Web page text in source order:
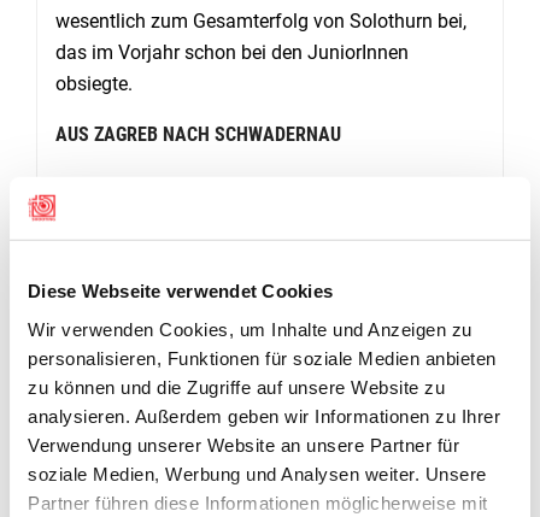
Diese Webseite verwendet Cookies
Wir verwenden Cookies, um Inhalte und Anzeigen zu
personalisieren, Funktionen für soziale Medien anbieten
zu können und die Zugriffe auf unsere Website zu
analysieren. Außerdem geben wir Informationen zu Ihrer
Verwendung unserer Website an unsere Partner für
soziale Medien, Werbung und Analysen weiter. Unsere
Partner führen diese Informationen möglicherweise mit
wesentlich zum Gesamterfolg von Solothurn bei,
das im Vorjahr schon bei den JuniorInnen
obsiegte.
AUS ZAGREB NACH SCHWADERNAU
von dort zusammen mit Anja Senti, der
Goldmedaillengewinnerin und neuen
in der Nacht auf Samstag zurückgekehrt. Beide
traten nach wenigen Stunden Schlaf für ihre
Verbände zum Wettkampf an. Anja Senti, die
bereits in der ersten Ablösung schoss, kam dabei
auf 568 Punkte in der Dreistellung G50m 3x20.
Silvia Guignard, die Siegerin am EC-Final mit dem